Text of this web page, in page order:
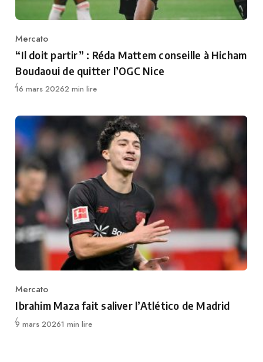
Category
Mercato
“Il doit partir” : Réda Mattem conseille à Hicham
Boudaoui de quitter l’OGC Nice
Publié
16 mars 20262 min lire
Category
Mercato
Ibrahim Maza fait saliver l’Atlético de Madrid
Publié
9 mars 20261 min lire